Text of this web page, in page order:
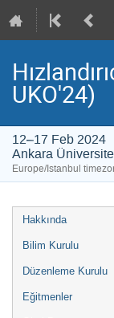
UKO'24)
12–17 Feb 2024
Ankara
Europe/Istanbul
Event
menu
Hakkında
Bilim Kurulu
Düzenleme Kurulu
Eğitmenler